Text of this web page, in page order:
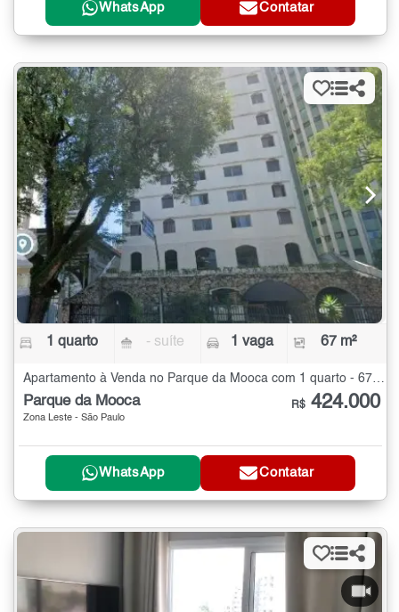
WhatsApp Contatar
1 quarto - suíte 1 vaga 67 m²
Parque da Mooca
Zona Leste - São Paulo
R$ 424.000
WhatsApp Contatar